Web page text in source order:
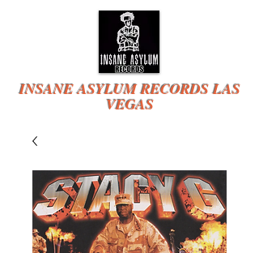
INSANE ASYLUM RECORDS LAS
VEGAS